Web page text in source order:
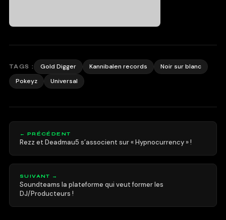
TAGS : Gold Digger Kannibalen records
Noir sur blanc
Pokeyz
Universal
← PRÉCÉDENT
Rezz et Deadmau5 s’associent sur « Hypnocurrency » !
SUIVANT →
Soundteams la plateforme qui veut former les
DJ/Producteurs !